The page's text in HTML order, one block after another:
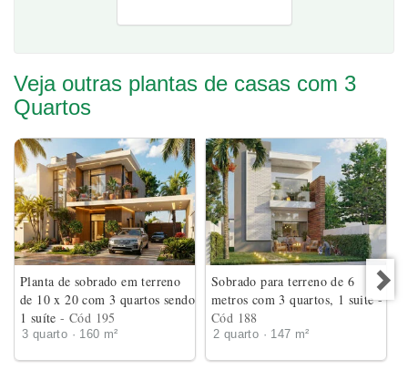
Veja outras plantas de casas com 3
Quartos
Planta de sobrado em terreno
de 10 x 20 com 3 quartos sendo
1 suíte- Cód 195
3 quarto · 160 m²
Sobrado para terreno de 6
metros com 3 quartos, 1 suite-
Cód 188
2 quarto · 147 m²